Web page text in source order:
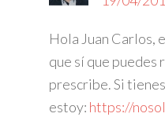
Hola Juan Carlos,
que sí que puedes
prescribe. Si
estoy: https://